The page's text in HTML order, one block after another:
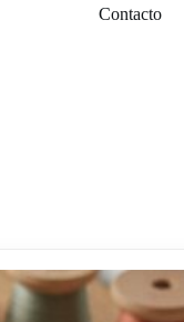
Contacto